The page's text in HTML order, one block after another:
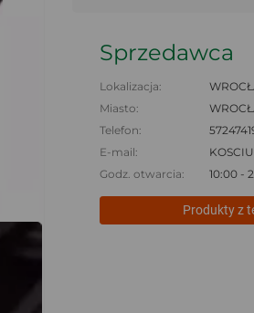
Sprzedawca
Lokalizacja:
Miasto:
Telefon:
E-mail:
Godz. otwarcia:
10:00 -
Produkty z